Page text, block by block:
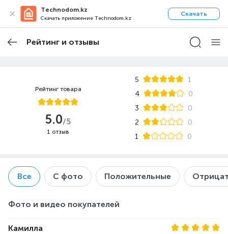
Technodom.kz
Скачать приложение Technodom.kz
Скачать
Рейтинг и отзывы
Все С фото Положительные
Фото и видео покупателей
Камилла
Рейтинг товара
5.0/5
1 отзыв
5
1
4
0
3
0
2
0
1
0